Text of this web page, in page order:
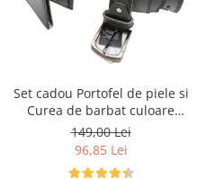
Set cadou Portofel de piele si
Curea de barbat culoare
negru, C130NG-LY0577-P1373
149,00 Lei
96,85 Lei